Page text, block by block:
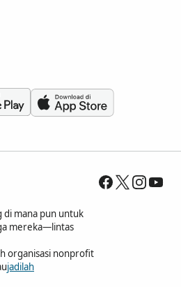
di mana pun untuk
mereka—lintas
organisasi nonprofit
jadilah